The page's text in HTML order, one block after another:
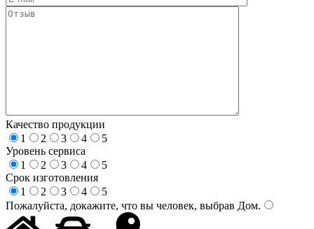
Качество продукции
1
2 3 4
5
Уровень сервиса
1
2 3 4
5
Срок изготовления
1
2 3 4
5
Пожалуйста, докажите, что вы человек, выбрав Дом.